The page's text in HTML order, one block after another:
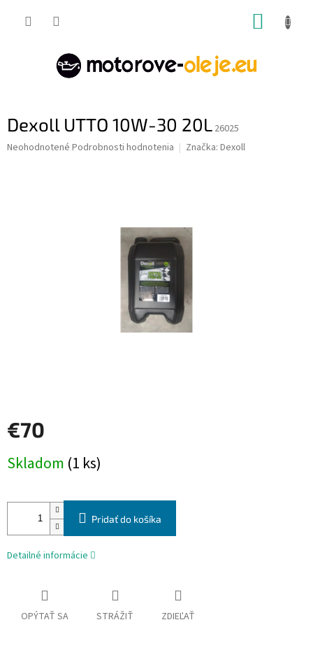
Dexoll UTTO 10W-30 20L 26025
Priemerné
Neohodnotené Podrobnosti hodnotenia Značka: Dexoll
€70
cena:
Skladom (1 ks)
Pridať do košíka
Detailné informácie
OPÝTAŤ SA STRÁŽIŤ ZDIEĽAŤ